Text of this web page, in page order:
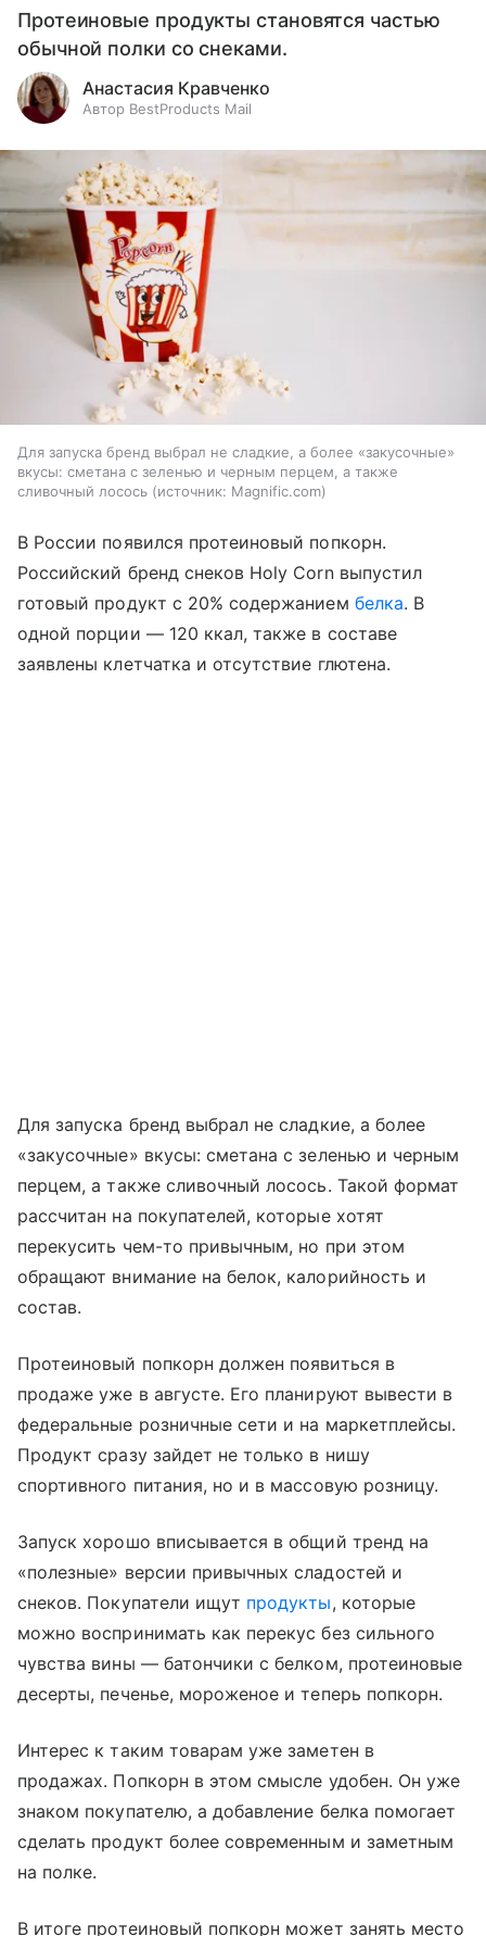
Протеиновые продукты становятся частью
обычной полки со снеками.
Анастасия Кравченко
Автор BestProducts Mail
Для запуска бренд выбрал не сладкие, а более «закусочные»
вкусы: сметана с зеленью и черным перцем, а также
сливочный лосось
источник: Magnific.com
В России появился протеиновый попкорн.
Российский бренд снеков Holy Corn выпустил
готовый продукт с 20% содержанием белка. В
одной порции — 120 ккал, также в составе
заявлены клетчатка и отсутствие глютена.
Для запуска бренд выбрал не сладкие, а более
«закусочные» вкусы: сметана с зеленью и черным
перцем, а также сливочный лосось. Такой формат
рассчитан на покупателей, которые хотят
перекусить чем-то привычным, но при этом
обращают внимание на белок, калорийность и
состав.
Протеиновый попкорн должен появиться в
продаже уже в августе. Его планируют вывести в
федеральные розничные сети и на маркетплейсы.
Продукт сразу зайдет не только в нишу
спортивного питания, но и в массовую розницу.
Запуск хорошо вписывается в общий тренд на
«полезные» версии привычных сладостей и
снеков. Покупатели ищут продукты, которые
можно воспринимать как перекус без сильного
чувства вины — батончики с белком, протеиновые
десерты, печенье, мороженое и теперь попкорн.
Интерес к таким товарам уже заметен в
продажах. Попкорн в этом смысле удобен. Он уже
знаком покупателю, а добавление белка помогает
сделать продукт более современным и заметным
на полке.
В итоге протеиновый попкорн может занять место